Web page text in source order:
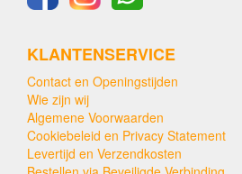
KLANTENSERVICE
Contact en Openingstijden
Wie zijn wij
Algemene Voorwaarden
Cookiebeleid en Privacy Statement
Levertijd en Verzendkosten